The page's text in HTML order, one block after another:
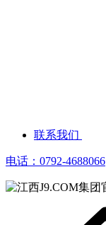
联系我们
电话：0792-4688066